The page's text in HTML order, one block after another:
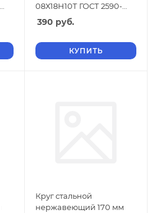
08Х18Н10Т ГОСТ 2590-
2006
390 руб.
КУПИТЬ
Круг стальной
нержавеющий 170 мм